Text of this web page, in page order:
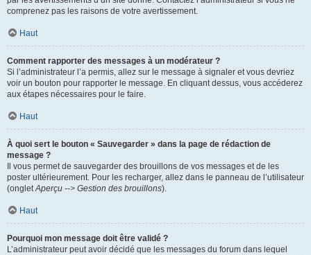
comprenez pas les raisons de votre avertissement.
Haut
Comment rapporter des messages à un modérateur ?
Si l’administrateur l’a permis, allez sur le message à signaler et vous devriez
voir un bouton pour rapporter le message. En cliquant dessus, vous accéderez
aux étapes nécessaires pour le faire.
Haut
À quoi sert le bouton « Sauvegarder » dans la page de rédaction de
message ?
Il vous permet de sauvegarder des brouillons de vos messages et de les
poster ultérieurement. Pour les recharger, allez dans le panneau de l’utilisateur
(ongletAperçu --> Gestion des brouillons).
Haut
Pourquoi mon message doit être validé ?
L’administrateur peut avoir décidé que les messages du forum dans lequel